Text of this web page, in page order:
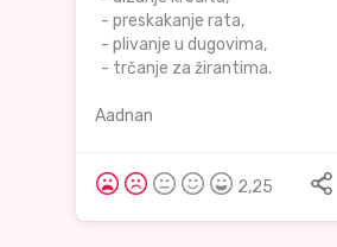
- preskakanje rata,
- plivanje u dugovima,
- trčanje za žirantima.
Aadnan
2,25